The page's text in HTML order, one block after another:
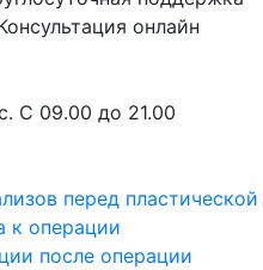
онлайн
С 09.00 до 21.00
перед
к операции
после операции